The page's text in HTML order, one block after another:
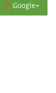
Google+